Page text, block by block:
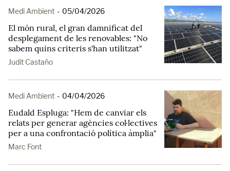
Medi Ambient - 05/04/2026
El món rural, el gran damnificat del
desplegament de les renovables: "No
sabem quins criteris s'han utilitzat"
Judit Castaño
Medi Ambient - 04/04/2026
Eudald Espluga: "Hem de canviar els
relats per generar agències col·lectives
per a una confrontació política àmplia"
Marc Font